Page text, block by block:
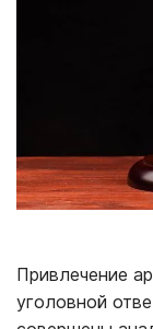
Привлечение
уголовной